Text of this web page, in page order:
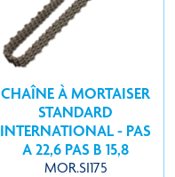
CHAÎNE À MORTAISER
STANDARD
INTERNATIONAL - PAS
A 22,6 PAS B 15,8
MOR.SI175